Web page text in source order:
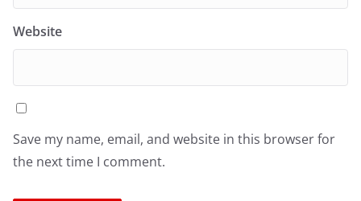
Website
Save my name, email, and website in this browser for
the next time I comment.